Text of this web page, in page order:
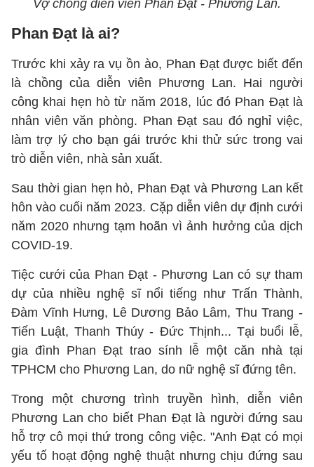
Vợ chồng diễn viên Phan Đạt - Phương Lan.
Phan Đạt là ai?
Trước khi xảy ra vụ ồn ào, Phan Đạt được biết đến
là chồng của diễn viên Phương Lan. Hai người
công khai hẹn hò từ năm 2018, lúc đó Phan Đạt là
nhân viên văn phòng. Phan Đạt sau đó nghỉ việc,
làm trợ lý cho bạn gái trước khi thử sức trong vai
trò diễn viên, nhà sản xuất.
Sau thời gian hẹn hò, Phan Đạt và Phương Lan kết
hôn vào cuối năm 2023. Cặp diễn viên dự định cưới
năm 2020 nhưng tạm hoãn vì ảnh hưởng của dịch
COVID-19.
Tiệc cưới của Phan Đạt - Phương Lan có sự tham
dự của nhiều nghệ sĩ nổi tiếng như Trấn Thành,
Đàm Vĩnh Hưng, Lê Dương Bảo Lâm, Thu Trang -
Tiến Luật, Thanh Thúy - Đức Thịnh... Tại buổi lễ,
gia đình Phan Đạt trao sính lễ một căn nhà tại
TPHCM cho Phương Lan, do nữ nghệ sĩ đứng tên.
Trong một chương trình truyền hình, diễn viên
Phương Lan cho biết Phan Đạt là người đứng sau
hỗ trợ cô mọi thứ trong công việc. "Anh Đạt có mọi
yếu tố hoạt động nghệ thuật nhưng chịu đứng sau